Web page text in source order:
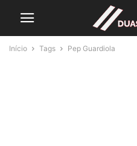
Início Tags Pep Guardiola